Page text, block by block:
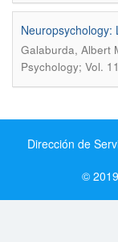
Neuropsychology:
Galaburda, Albert
Psychology; Vol.
Dirección de
©